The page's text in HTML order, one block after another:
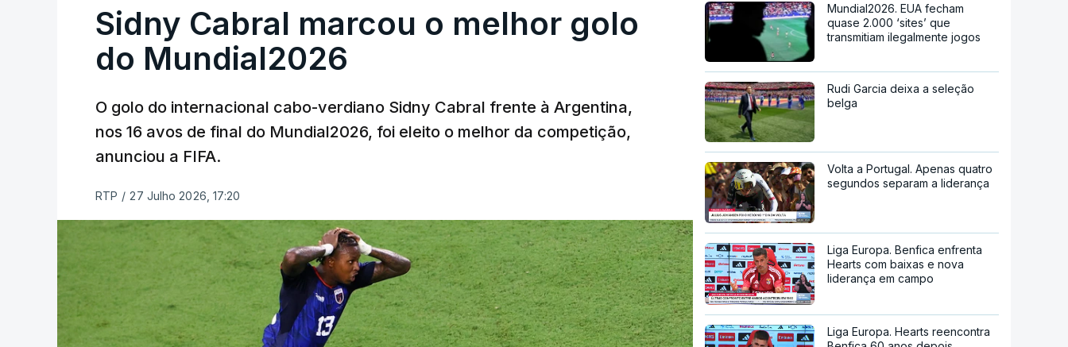
Sidny Cabral marcou o melhor golo
do Mundial2026
O golo do internacional cabo-verdiano Sidny Cabral frente à Argentina,
nos 16 avos de final do Mundial2026, foi eleito o melhor da competição,
anunciou a FIFA.
RTP / 27 Julho 2026, 17:20
Mundial2026. EUA fecham
quase 2.000 ‘sites’ que
transmitiam ilegalmente jogos
Rudi Garcia deixa a seleção
belga
Volta a Portugal. Apenas quatro
segundos separam a liderança
Liga Europa. Benfica enfrenta
Hearts com baixas e nova
liderança em campo
Liga Europa. Hearts reencontra